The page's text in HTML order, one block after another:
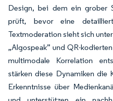
Design, bei dem ein grober
prüft, bevor eine
Textmoderation sieht sich
„Algospeak” und QR-
multimodale Korrelation
stärken diese Dynamiken die
Erkenntnisse über